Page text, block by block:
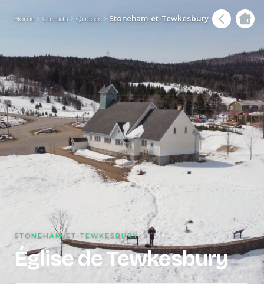
Home Canada Québec Stoneham-et-Tewkesbury
STONEHAM-ET-TEWKESBURY
Église de Tewkesbury